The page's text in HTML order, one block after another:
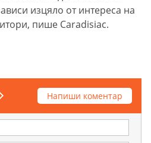
изцяло от интереса на
пише Caradisiac.
Напиши коментар